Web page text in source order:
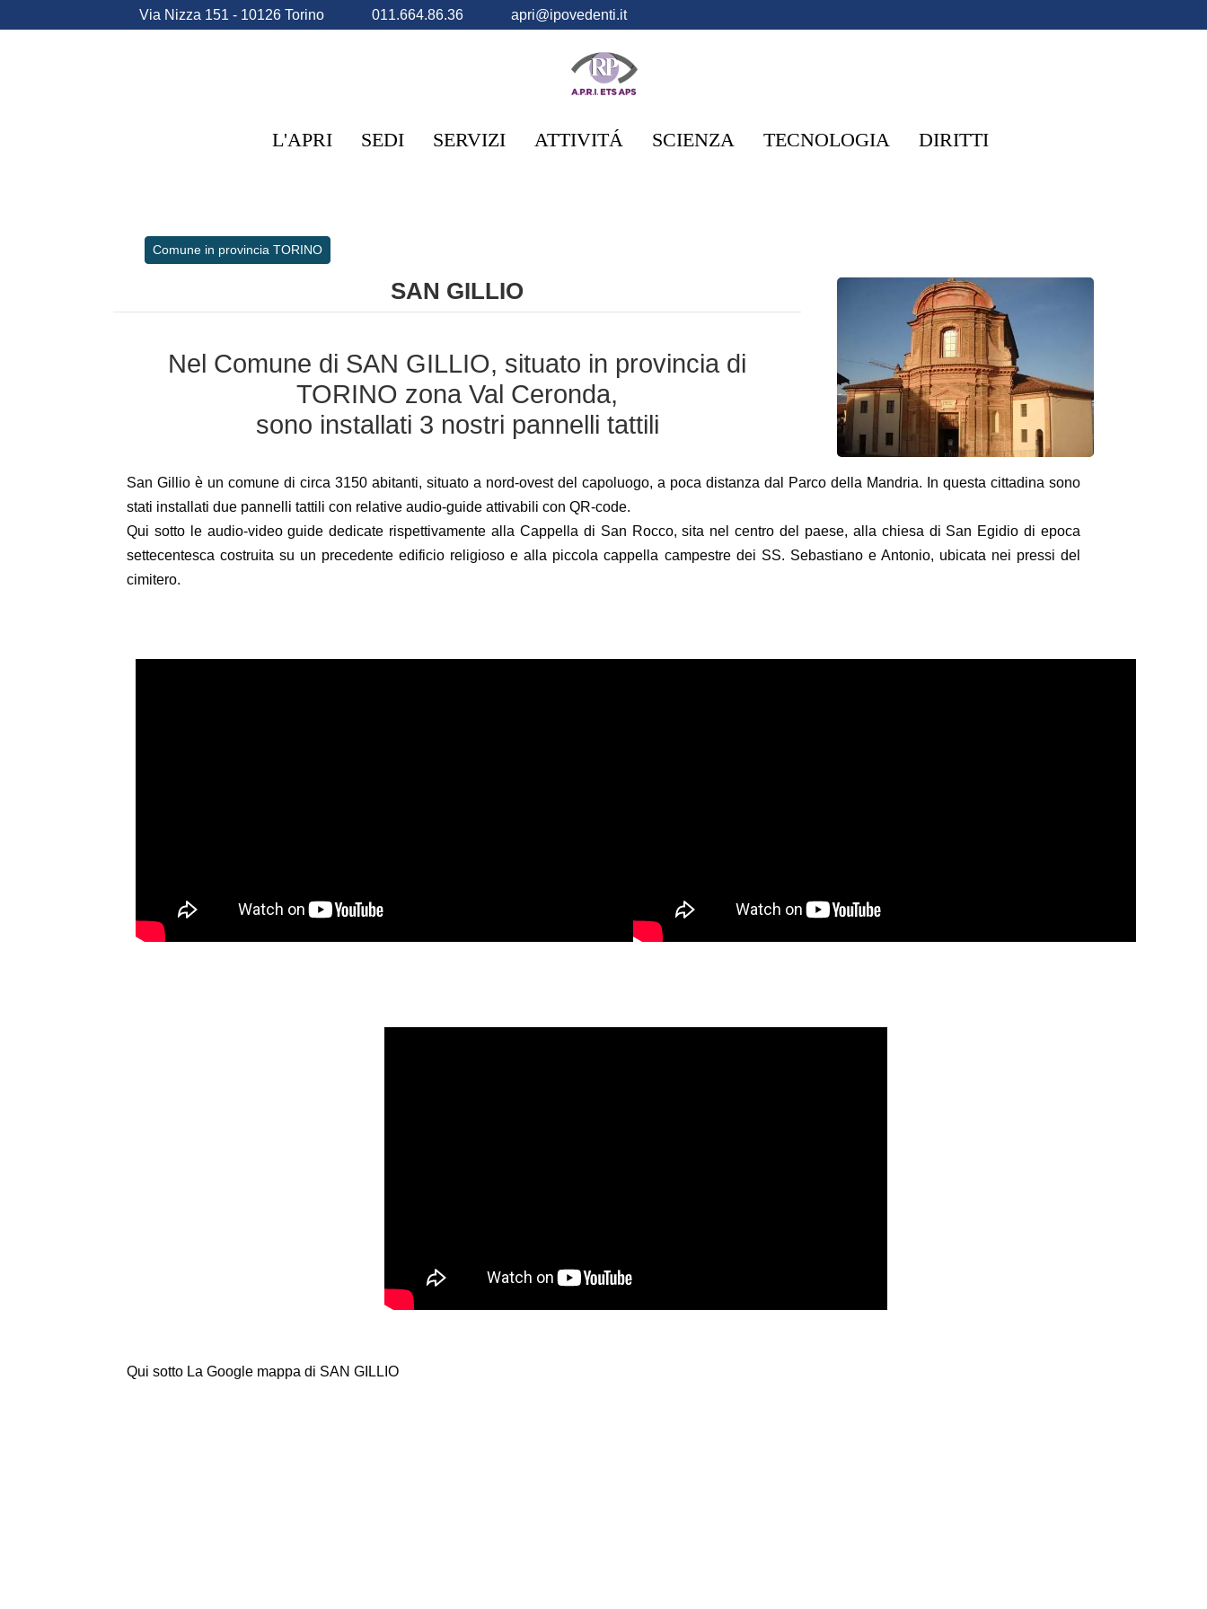
Via Nizza 151 - 10126 Torino 011.664.86.36 apri@ipovedenti.it
L'APRI SEDI SERVIZI ATTIVITÁ SCIENZA TECNOLOGIA DIRITTI
Comune in provincia TORINO
SAN GILLIO
Nel Comune di SAN GILLIO, situato in provincia di
TORINO zona Val Ceronda,
sono installati 3 nostri pannelli tattili
San Gillio è un comune di circa 3150 abitanti, situato a nord-ovest del capoluogo, a poca distanza dal Parco della Mandria. In questa cittadina sono
stati installati due pannelli tattili con relative audio-guide attivabili con QR-code.
Qui sotto le audio-video guide dedicate rispettivamente alla Cappella di San Rocco, sita nel centro del paese, alla chiesa di San Egidio di epoca
settecentesca costruita su un precedente edificio religioso e alla piccola cappella campestre dei SS. Sebastiano e Antonio, ubicata nei pressi del
cimitero.
Qui sotto La Google mappa di SAN GILLIO